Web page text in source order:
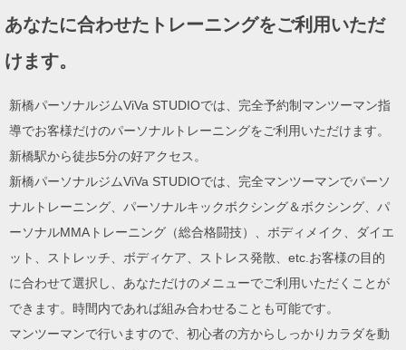
あなたに合わせたトレーニングをご利用いただ
けます。
新橋パーソナルジムViVa STUDIOでは、完全予約制マンツーマン指
導でお客様だけのパーソナルトレーニングをご利用いただけます。
新橋駅から徒歩5分の好アクセス。
新橋パーソナルジムViVa STUDIOでは、完全マンツーマンでパーソ
ナルトレーニング、パーソナルキックボクシング＆ボクシング、パ
ーソナルMMAトレーニング（総合格闘技）、ボディメイク、ダイエ
ット、ストレッチ、ボディケア、ストレス発散、etc.お客様の目的
に合わせて選択し、あなただけのメニューでご利用いただくことが
できます。時間内であれば組み合わせることも可能です。
マンツーマンで行いますので、初心者の方からしっかりカラダを動